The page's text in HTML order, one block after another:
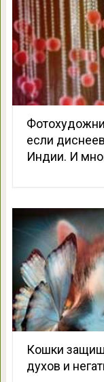
если
Индии. И
Кошки
духов и